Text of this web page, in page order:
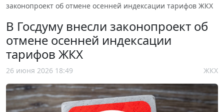
законопроект об отмене осенней индексации тарифов ЖКХ
В Госдуму внесли законопроект об
отмене осенней индексации
тарифов ЖКХ
26 июня 2026 18:49 ЖКХ